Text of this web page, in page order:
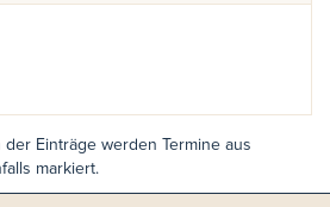
der Einträge werden Termine aus
markiert.